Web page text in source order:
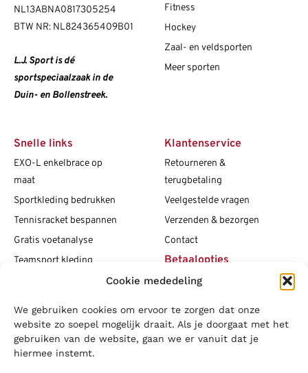
Cookie mededeling
We gebruiken cookies om ervoor te zorgen dat onze
website zo soepel mogelijk draait. Als je doorgaat met het
gebruiken van de website, gaan we er vanuit dat je
hiermee instemt.
NL13ABNA0817305254
BTW NR: NL824365409B01
L.J. Sport is dé
sportspeciaalzaak in de
Duin- en Bollenstreek.
Fitness
Hockey
Zaal- en veldsporten
Meer sporten
Snelle links
EXO-L enkelbrace op
maat
Sportkleding bedrukken
Tennisracket bespannen
Gratis voetanalyse
Teamsport kleding
Vacatures
Blogs
Klantenservice
Retourneren &
terugbetaling
Veelgestelde vragen
Verzenden & bezorgen
Contact
Betaalopties
Social media